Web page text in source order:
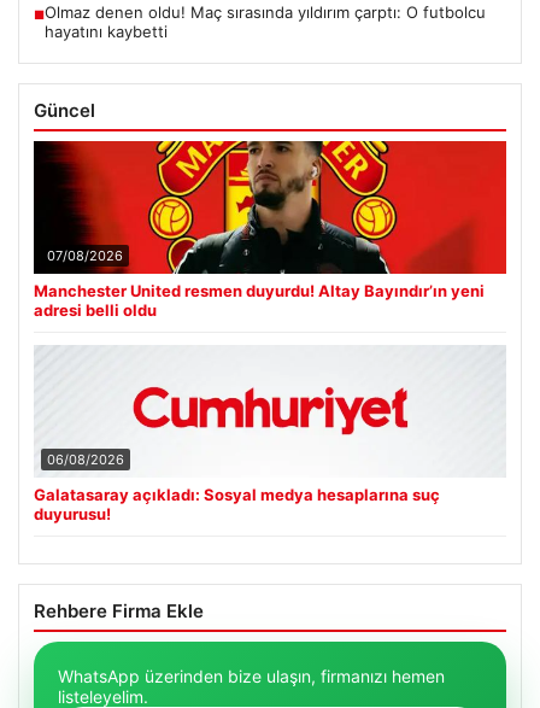
■Olmaz denen oldu! Maç sırasında yıldırım çarptı: O futbolcu
hayatını kaybetti
Güncel
07/08/2026
Manchester United resmen duyurdu! Altay Bayındır’ın yeni
adresi belli oldu
06/08/2026
Galatasaray açıkladı: Sosyal medya hesaplarına suç
duyurusu!
Rehbere Firma Ekle
WhatsApp üzerinden bize ulaşın, firmanızı hemen
listeleyelim.